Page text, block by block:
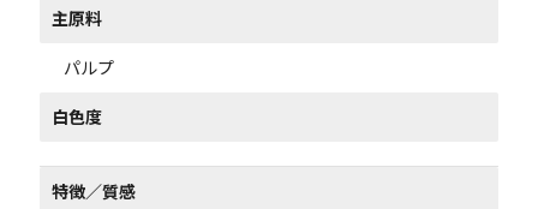
主原料
パルプ
白色度
特徴／質感